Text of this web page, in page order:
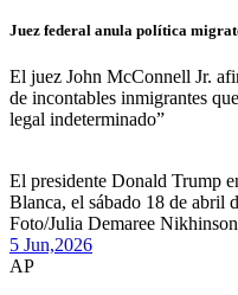
Juez federal anula política
El juez John McConnell Jr.
de incontables inmigrantes
legal indeterminado”
El presidente Donald Trump
Blanca, el sábado 18 de abril
Foto/Julia Demaree
5 Jun,2026
AP